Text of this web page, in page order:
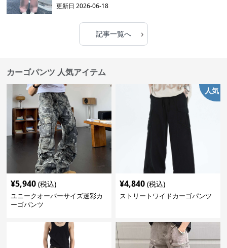
更新日2026-06-18
記事一覧へ ›
カーゴパンツ 人気アイテム
¥5,940 (税込)
ユニークオーバーサイズ迷彩カ
ーゴパンツ
人気
¥4,840 (税込)
ストリートワイドカーゴパンツ